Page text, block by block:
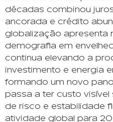
décadas combinou
ancorada e crédito
globalização apresenta
demografia em
continua elevando a
investimento e energia
formando um novo
passa a ter custo
de risco e estabilidade
atividade global para